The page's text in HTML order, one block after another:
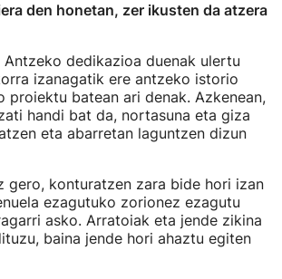
den honetan, zer ikusten da atzera
dedikazioa duenak ulertu
izanagatik ere antzeko istorio
proiektu batean ari denak. Azkenean,
handi bat da, nortasuna eta giza
eta abarretan laguntzen dizun
gero, konturatzen zara bide hori izan
ezagutuko zorionez ezagutu
asko. Arratoiak eta jende zikina
baina jende hori ahaztu egiten